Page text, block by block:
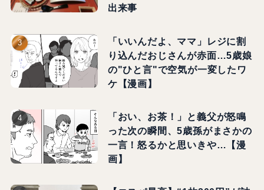
出来事
「いいんだよ、ママ」レジに割
り込んだおじさんが赤面…5歳娘
の"ひと言"で空気が一変したワ
ケ【漫画】
「おい、お茶！」と義父が怒鳴
った次の瞬間、5歳孫がまさかの
一言！怒るかと思いきや…【漫
画】